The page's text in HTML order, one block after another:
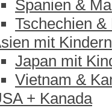
Spanien &
Tschechien &
mit Kindern
Japan mit
Vietnam &
+ Kanada